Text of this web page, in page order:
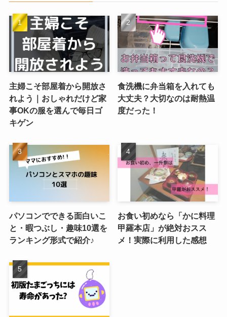
主婦こそ部屋着から開放さ
れよう｜おしゃれだけど家
事OKの服を選んで毎日ゴ
キゲン
食洗機に弁当箱を入れても
大丈夫？大切なのは耐熱温
度だった！
パソコンでできる面白いこ
と・暇つぶし・趣味10選を
ランキング形式で紹介♪
お食い初めなら「かに料理
甲羅本店」が絶対おスス
メ！実際に利用した感想